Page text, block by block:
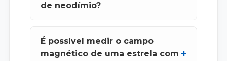
de neodímio?
É possível medir o campo
magnético de uma estrela com